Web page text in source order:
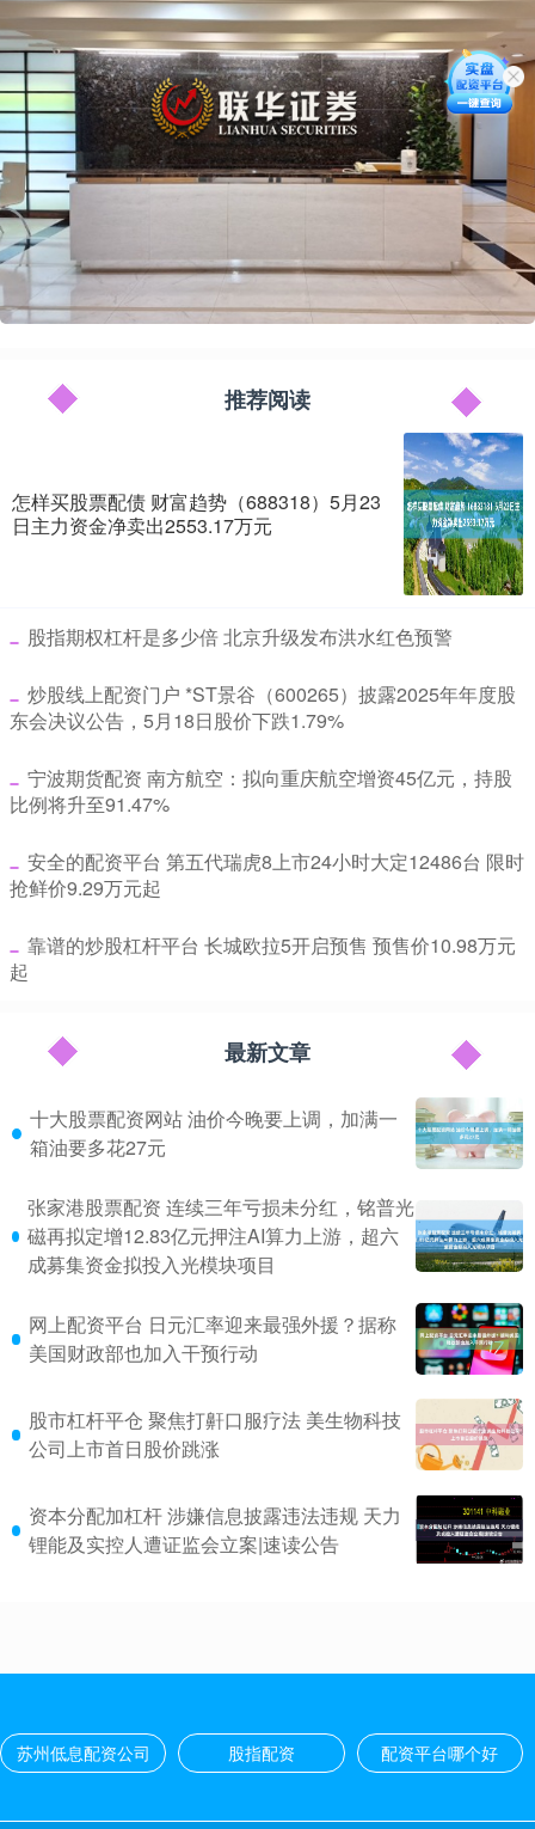
推荐阅读
怎样买股票配债 财富趋势（688318）5月23
日主力资金净卖出2553.17万元
​股指期权杠杆是多少倍 北京升级发布洪水红色预警
​炒股线上配资门户 *ST景谷（600265）披露2025年年度股
东会决议公告，5月18日股价下跌1.79%
​宁波期货配资 南方航空：拟向重庆航空增资45亿元，持股
比例将升至91.47%
​安全的配资平台 第五代瑞虎8上市24小时大定12486台 限时
抢鲜价9.29万元起
​靠谱的炒股杠杆平台 长城欧拉5开启预售 预售价10.98万元
起
最新文章
十大股票配资网站 油价今晚要上调，加满一
箱油要多花27元
张家港股票配资 连续三年亏损未分红，铭普光
磁再拟定增12.83亿元押注AI算力上游，超六
成募集资金拟投入光模块项目
网上配资平台 日元汇率迎来最强外援？据称
美国财政部也加入干预行动
股市杠杆平仓 聚焦打鼾口服疗法 美生物科技
公司上市首日股价跳涨
资本分配加杠杆 涉嫌信息披露违法违规 天力
锂能及实控人遭证监会立案|速读公告
苏州低息配资公司 股指配资 配资平台哪个好